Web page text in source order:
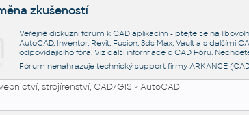
zkušeností
Veřejné diskuzní fórum k CAD aplikacím - ptejte se na
AutoCAD, Inventor, Revit, Fusion, 3ds Max, Vault a s
odpovídajícího fóra. Viz další informace o CAD Fóru.
Fórum nenahrazuje technický support firmy ARKANCE
strojírenství, CAD/GIS>AutoCAD